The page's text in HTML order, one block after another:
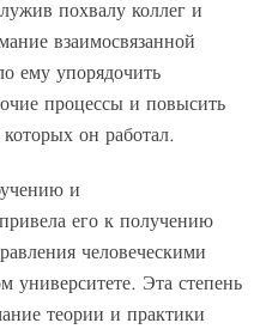
похвалу коллег и
взаимосвязанной
ему упорядочить
процессы и повысить
он работал.
и
его к получению
человеческими
университете. Эта степень
теории и практики